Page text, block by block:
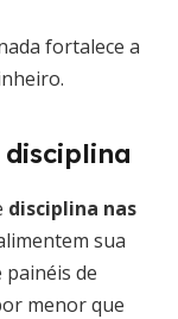
fortalece a
disciplina nas
sua
painéis de
menor que